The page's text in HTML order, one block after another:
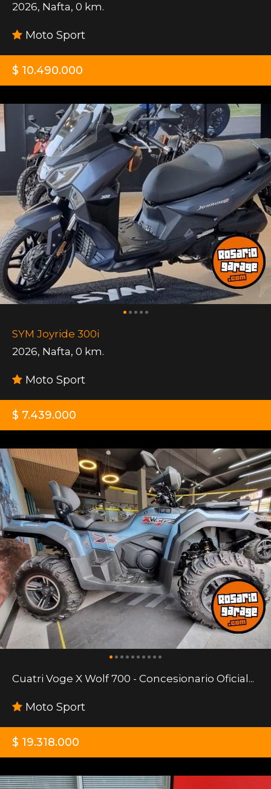
2026, Nafta, 0 km.
Moto Sport
$ 10.490.000
SYM Joyride 300i
2026, Nafta, 0 km.
Moto Sport
$ 7.439.000
Cuatri Voge X Wolf 700 - Concesionario Oficial...
Moto Sport
$ 19.318.000